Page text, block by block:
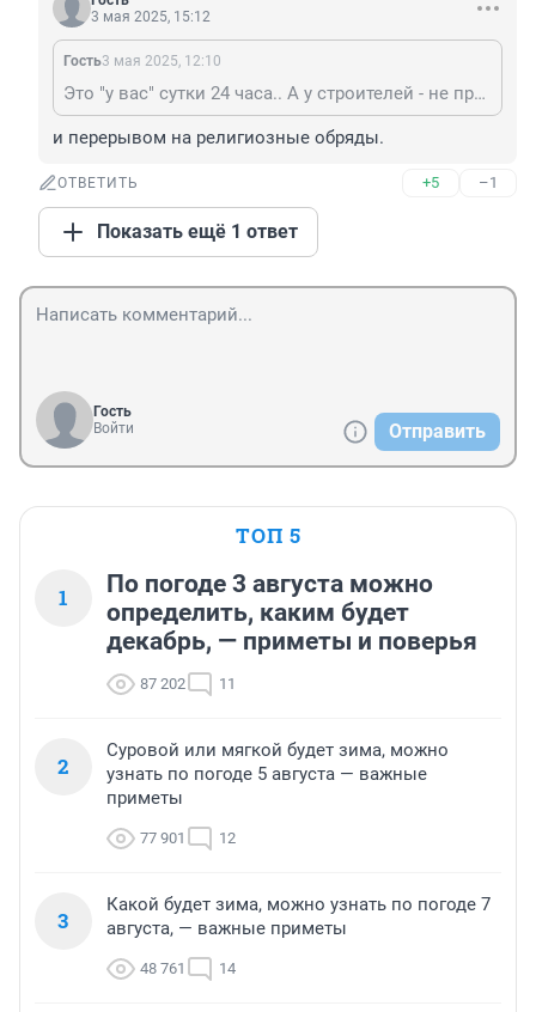
3 мая 2025, 15:12
Гость3 мая 2025, 12:10
Это "у вас" сутки 24 часа.. А у строителей - не превышают 8-ми, с обедом и полуденной дрёмой..)))
и перерывом на религиозные обряды.
ОТВЕТИТЬ +5 –1
Показать ещё 1 ответ
Гость
Войти
Отправить
ТОП 5
1
По погоде 3 августа можно
определить, каким будет
декабрь, — приметы и поверья
87 202 11
2
Суровой или мягкой будет зима, можно
узнать по погоде 5 августа — важные
приметы
77 901 12
3
Какой будет зима, можно узнать по погоде 7
августа, — важные приметы
48 761 14